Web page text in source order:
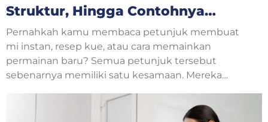
Struktur, Hingga Contohnya
Untuk Pemula Bahasa Inggris
Pernahkah kamu membaca petunjuk membuat
mi instan, resep kue, atau cara memainkan
permainan baru? Semua petunjuk tersebut
sebenarnya memiliki satu kesamaan. Mereka
dilakukan secara berurutan. Dalam pelajaran
bahasa Inggris, jenis teks seperti ini disebut